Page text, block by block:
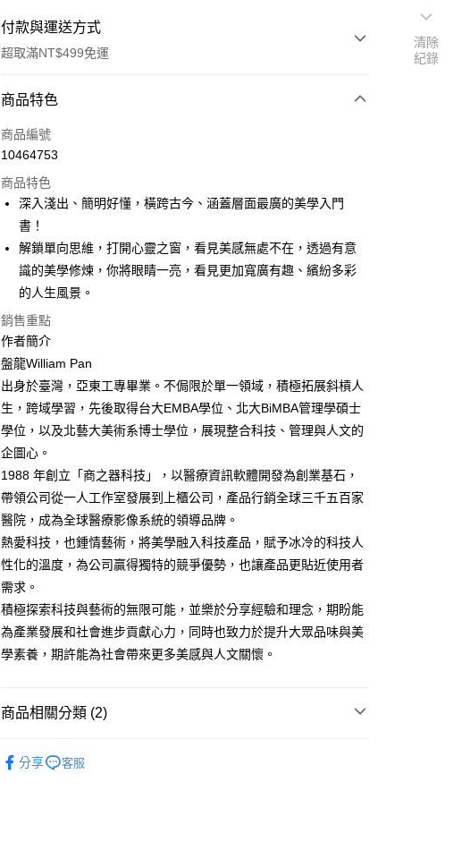
付款與運送方式
超取滿NT$499免運
付款方式
信用卡一次付款
運送方式
付款後全家取貨
每筆NT$60，滿NT$499(含以上)免運費
付款後7-11取貨
宅配
每筆NT$100，滿NT$499(含以上)免運費
商品特色
商品編號
10464753
商品特色
深入淺出、簡明好懂，橫跨古今、涵蓋層面最廣的美學入門
書！
解鎖單向思維，打開心靈之窗，看見美感無處不在，透過有意
識的美學修煉，你將眼睛一亮，看見更加寬廣有趣、繽紛多彩
的人生風景。
銷售重點
作者簡介
盤龍William Pan
出身於臺灣，亞東工專畢業。不侷限於單一領域，積極拓展斜槓人
生，跨域學習，先後取得台大EMBA學位、北大BiMBA管理學碩士
學位，以及北藝大美術系博士學位，展現整合科技、管理與人文的
企圖心。
1988 年創立「商之器科技」，以醫療資訊軟體開發為創業基石，
帶領公司從一人工作室發展到上櫃公司，產品行銷全球三千五百家
醫院，成為全球醫療影像系統的領導品牌。
熱愛科技，也鍾情藝術，將美學融入科技產品，賦予冰冷的科技人
性化的溫度，為公司贏得獨特的競爭優勢，也讓產品更貼近使用者
需求。
積極探索科技與藝術的無限可能，並樂於分享經驗和理念，期盼能
為產業發展和社會進步貢獻心力，同時也致力於提升大眾品味與美
學素養，期許能為社會帶來更多美感與人文關懷。
商品相關分類 (2)
分享 客服
清除
紀錄